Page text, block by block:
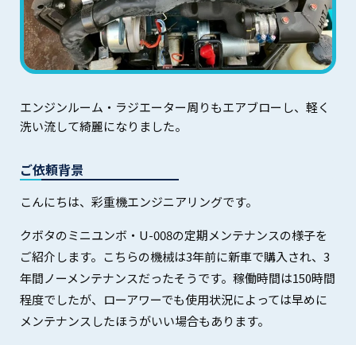
エンジンルーム・ラジエーター周りもエアブローし、軽く
洗い流して綺麗になりました。
ご依頼背景
こんにちは、彩重機エンジニアリングです。
クボタのミニユンボ・U-008の定期メンテナンスの様子を
ご紹介します。こちらの機械は3年前に新車で購入され、3
年間ノーメンテナンスだったそうです。稼働時間は150時間
程度でしたが、ローアワーでも使用状況によっては早めに
メンテナンスしたほうがいい場合もあります。